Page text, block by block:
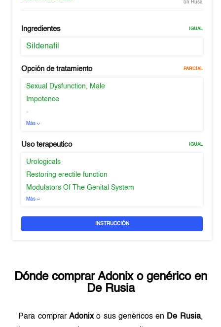
ón Rusa
Ingredientes IGUAL
Sildenafil
Opción de tratamiento PARCIAL
Sexual Dysfunction, Male
Impotence
-
Más
Uso terapeutico IGUAL
Urologicals
Restoring erectile function
Modulators Of The Genital System
Más
INSTRUCCIÓN
Dónde comprar Adonixo genérico en
De Rusia
Para comprar Adonixo sus genéricos en De Rusia,